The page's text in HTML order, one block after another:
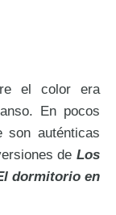
el color era
En pocos
son auténticas
de Los
dormitorio en